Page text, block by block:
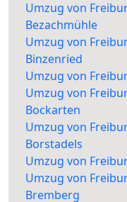
Umzug von
Bezachmühle
Umzug von
Binzenried
Umzug von
Umzug von
Bockarten
Umzug von
Borstadels
Umzug von
Umzug von
Bremberg